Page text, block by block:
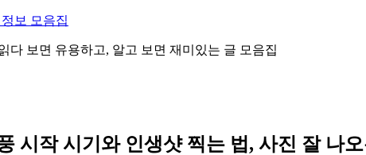
보 모음집
다 보면 유용하고, 알고 보면 재미있는 글 모음집
시작 시기와 인생샷 찍는 법, 사진 잘 나